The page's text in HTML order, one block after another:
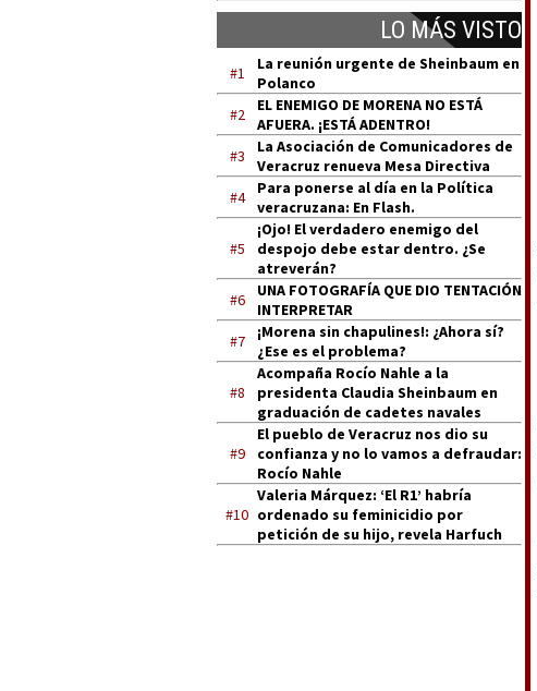
LO MÁS VISTO
#1
La reunión urgente de Sheinbaum en
Polanco
#2
EL ENEMIGO DE MORENA NO ESTÁ
AFUERA. ¡ESTÁ ADENTRO!
#3
La Asociación de Comunicadores de
Veracruz renueva Mesa Directiva
#4
Para ponerse al día en la Política
veracruzana: En Flash.
#5
¡Ojo! El verdadero enemigo del
despojo debe estar dentro. ¿Se
atreverán?
#6
UNA FOTOGRAFÍA QUE DIO TENTACIÓN
INTERPRETAR
#7
¡Morena sin chapulines!: ¿Ahora sí?
¿Ese es el problema?
#8
Acompaña Rocío Nahle a la
presidenta Claudia Sheinbaum en
graduación de cadetes navales
#9
El pueblo de Veracruz nos dio su
confianza y no lo vamos a defraudar:
Rocío Nahle
#10
Valeria Márquez: ‘El R1’ habría
ordenado su feminicidio por
petición de su hijo, revela Harfuch